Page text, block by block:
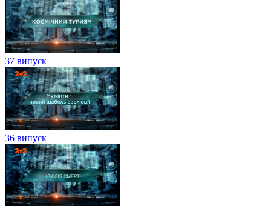
37 випуск
36 випуск